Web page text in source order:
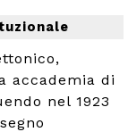
accademia di
nel 1923